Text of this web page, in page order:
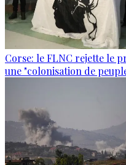
Corse: le FLNC rejette le
une "colonisation de